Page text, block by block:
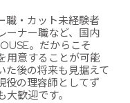
職・カット未経験者
ーナー職など、国内
。だからこそ
用意することが可能
た後の将来も見据えて
役の理容師としてず
歓迎です。